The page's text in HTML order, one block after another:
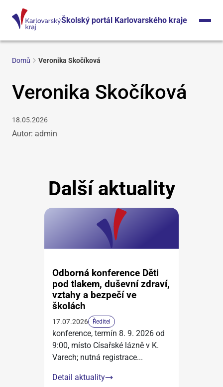
Školský portál Karlovarského kraje
Domů Veronika Skočíková
Veronika Skočíková
18.05.2026
Autor: admin
Další aktuality
Odborná konference Děti
pod tlakem, duševní zdraví,
vztahy a bezpečí ve
školách
17.07.2026 Ředitel
konference, termín 8. 9. 2026 od
9:00, místo Císařské lázně v K.
Varech; nutná registrace...
Detail aktuality